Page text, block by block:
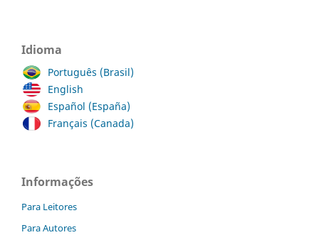
Idioma
Português (Brasil)
English
Español (España)
Français (Canada)
Informações
Para Leitores
Para Autores